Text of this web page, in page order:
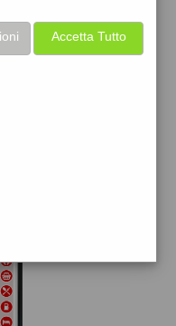
Accetta Tutto